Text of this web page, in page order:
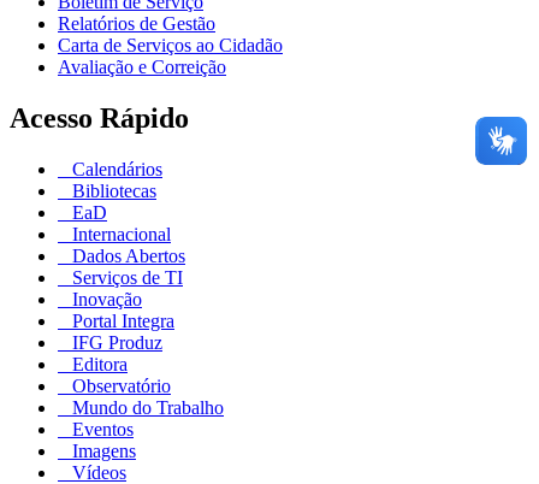
Relatórios de Gestão
Carta de Serviços ao Cidadão
Avaliação e Correição
Acesso Rápido
Calendários
Bibliotecas
EaD
Internacional
Dados Abertos
Serviços de TI
Inovação
Portal Integra
IFG Produz
Editora
Observatório
Mundo do Trabalho
Eventos
Imagens
Vídeos